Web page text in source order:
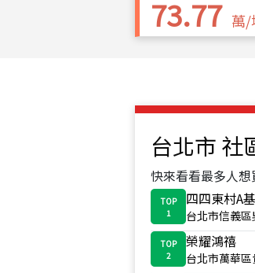
73.77 萬/
台北市 社
快來看看最多人想
TOP
1
四四東村A
台北市信義
TOP
2
榮耀鴻禧
台北市萬華